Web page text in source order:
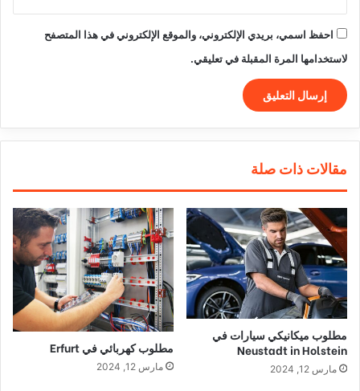
احفظ اسمي، بريدي الإلكتروني، والموقع الإلكتروني في هذا المتصفح
لاستخدامها المرة المقبلة في تعليقي.
مقالات ذات صلة
مطلوب ميكانيكي سيارات في
Neustadt in Holstein
مارس 12, 2024
مطلوب كهربائي في Erfurt
مارس 12, 2024